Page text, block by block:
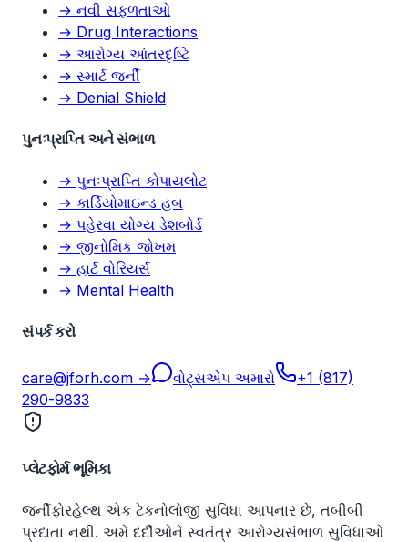
→ નવી સફળતાઓ
→ Drug Interactions
→ આરોગ્ય આંતરદૃષ્ટિ
→ સ્માર્ટ જર્ની
→ Denial Shield
પુનઃપ્રાપ્તિ અને સંભાળ
→ પુનઃપ્રાપ્તિ કોપાયલોટ
→ કાર્ડિયોમાઇન્ડ હબ
→ પહેરવા યોગ્ય ડેશબોર્ડ
→ જીનોમિક જોખમ
→ હાર્ટ વોરિયર્સ
→ Mental Health
સંપર્ક કરો
care@jforh.com → વોટ્સએપ અમારો
+1 (817)
290-9833
પ્લેટફોર્મ ભૂમિકા
જર્નીફોરહેલ્થ એક ટેકનોલોજી સુવિધા આપનાર છે, તબીબી
પ્રદાતા નથી. અમે દર્દીઓને સ્વતંત્ર આરોગ્યસંભાળ સુવિધાઓ